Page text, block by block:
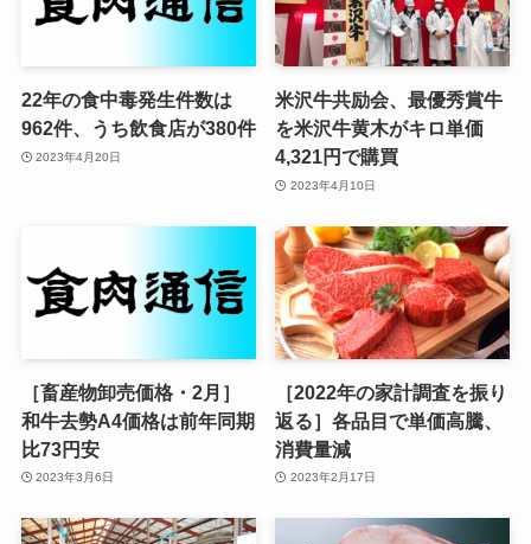
22年の食中毒発生件数は
962件、うち飲食店が380件
2023年4月20日
米沢牛共励会、最優秀賞牛
を米沢牛黄木がキロ単価
4,321円で購買
2023年4月10日
［畜産物卸売価格・2月］
和牛去勢A4価格は前年同期
比73円安
2023年3月6日
［2022年の家計調査を振り
返る］各品目で単価高騰、
消費量減
2023年2月17日